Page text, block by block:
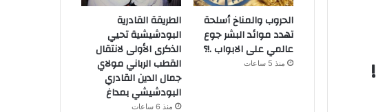
الحروب والمناخ أسلحة
تهدد موائد البشر جوع
عالمي على الابواب .!؟
منذ 5 ساعات
الطريقة القادرية
البودشيشية تحيي
الذكرى الأولى لانتقال
القطب الرباني مولاي
جمال الدين القادري
البودشيشي بمداغ
منذ 6 ساعات